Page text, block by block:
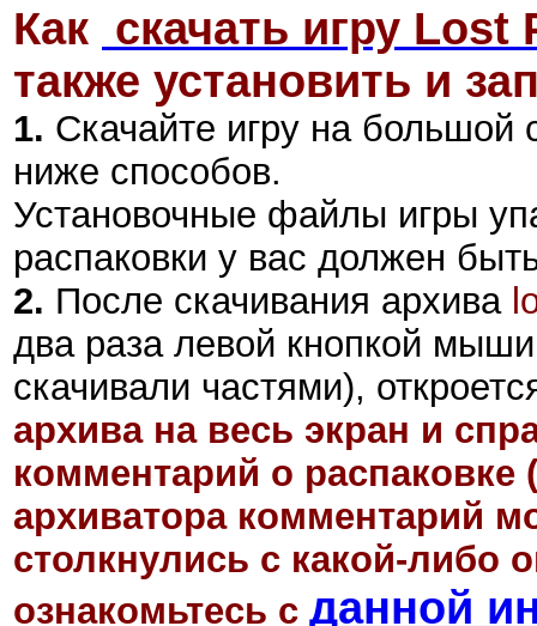
Как скачать игру
также установить и
1. Скачайте игру на большой
ниже способов.
Установочные файлы игры
распаковки у вас должен
2. После скачивания архива
два раза левой кнопкой
скачивали частями),
архива на весь экран и
комментарий о распаковке
архиватора комментарий
столкнулись с какой-либо
ознакомьтесь с данной